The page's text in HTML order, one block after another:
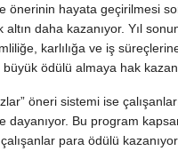
önerinin hayata geçirilmesi
altın daha kazanıyor. Yıl
karlılığa ve iş
ödülü almaya hak
öneri sistemi ise
dayanıyor. Bu program
para ödülü